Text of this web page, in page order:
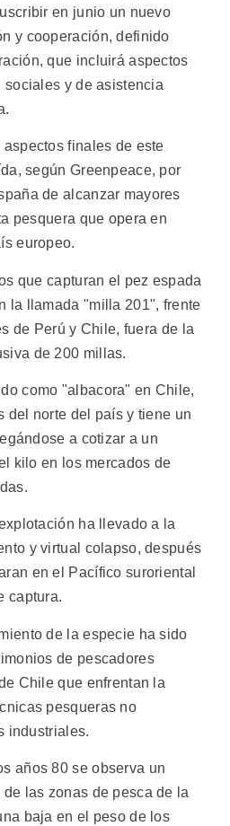
en junio un nuevo
y cooperación, definido
que incluirá aspectos
y de asistencia
finales de este
según Greenpeace, por
de alcanzar mayores
pesquera que opera en
europeo.
que capturan el pez espada
la llamada "milla 201", frente
de Perú y Chile, fuera de la
de 200 millas.
como "albacora" en Chile,
del norte del país y tiene un
a cotizar a un
kilo en los mercados de
ha llevado a la
y virtual colapso, después
en el Pacífico suroriental
captura.
de la especie ha sido
de pescadores
Chile que enfrentan la
pesqueras no
industriales.
años 80 se observa un
las zonas de pesca de la
baja en el peso de los